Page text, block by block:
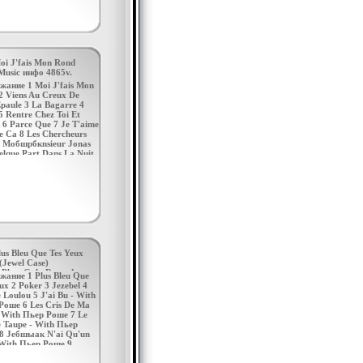
J'fais Mon Rond
инфо 4865v.
1 Moi J'fais Mon
Viens Au Creux De
3 La Bagarre 4
Rentre Chez Toi Et
6 Parce Que 7 Je T'aime
Ca 8 Les Chercheurs
Jonas
Part Dans La Nuit
12 Heureux Avec
13 Toi 14 Je
Shahnour Varenagh
(его настоящее имя
Азнавурян)
22 мая 1924 года в
в семье выходцев из
В девять лет он
вышел на сцену как
В годы Второй
войны принимал
в .
Bleu Que Tes Yeux
Case)
Gala Records
Характеристики
г Сборник:
инфо 4867v.
1 Plus Bleu Que
2 Poker 3 Jezebel 4
Loulou 5 J'ai Bu - With
6 Les Cris De Ma
Пьер Роше 7 Le
Taupe - With Пьер
Jeбшыак N'ai Qu'un
Пьер Роше 9
Express - With Пьер